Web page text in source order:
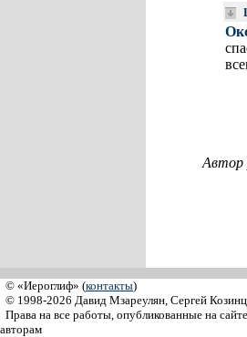
Автор
© «Иероглиф» (контакты)
© 1998-2026 Давид Мзареулян, Сергей
Права на все работы, опубликованные на
авторам